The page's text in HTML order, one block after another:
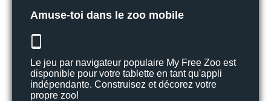
Amuse-toi dans le zoo mobile
Le jeu par navigateur populaire My Free Zoo est
disponible pour votre tablette en tant qu'appli
indépendante. Construisez et décorez votre
propre zoo!